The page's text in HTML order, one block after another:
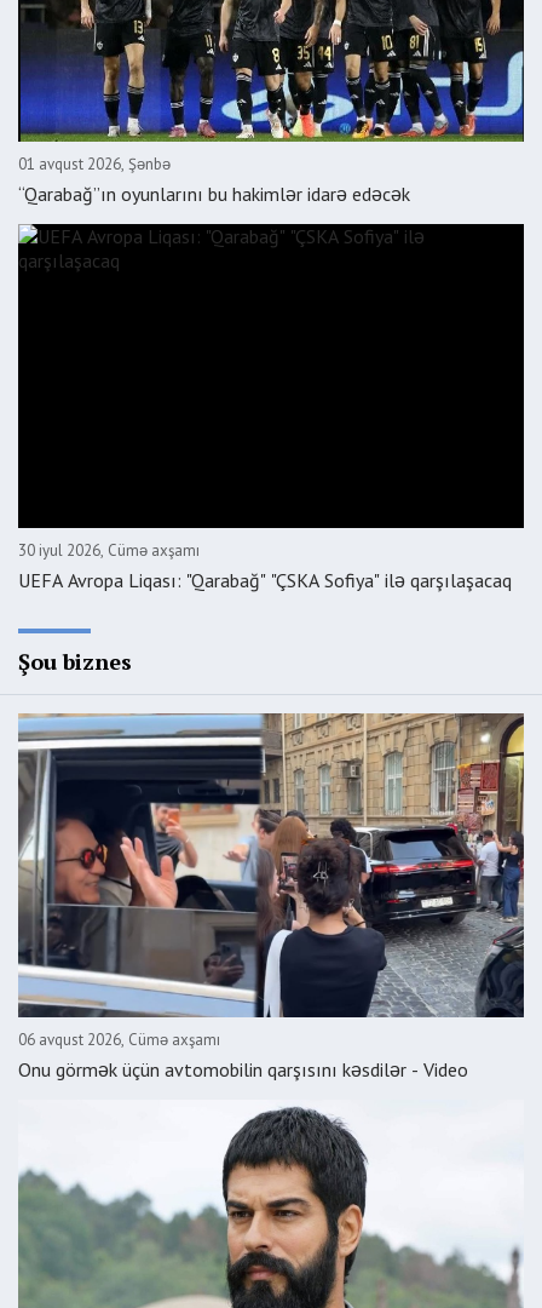
01 avqust 2026, Şənbə
“Qarabağ”ın oyunlarını bu hakimlər idarə edəcək
30 iyul 2026, Cümə axşamı
UEFA Avropa Liqası: "Qarabağ" "ÇSKA Sofiya" ilə qarşılaşacaq
Şou biznes
06 avqust 2026, Cümə axşamı
Onu görmək üçün avtomobilin qarşısını kəsdilər - Video